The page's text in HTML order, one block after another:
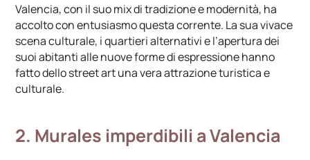
Valencia, con il suo mix di tradizione e modernità, ha
accolto con entusiasmo questa corrente. La sua vivace
scena culturale, i quartieri alternativi e l’apertura dei
suoi abitanti alle nuove forme di espressione hanno
fatto dello street art una vera attrazione turistica e
culturale.
2. Murales imperdibili a Valencia